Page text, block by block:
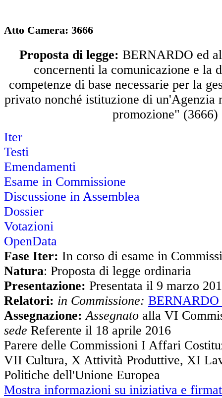
Atto Camera: 3666
Proposta di legge: BERNARDO ed
concernenti la comunicazione e la
competenze di base necessarie per la
privato nonché istituzione di un'Agenzia
promozione" (3666)
Iter
Testi
Emendamenti
Esame in Commissione
Discussione in Assemblea
Dossier
Votazioni
OpenData
Fase Iter: In corso di esame in
Natura: Proposta di legge ordinaria
Presentazione: Presentata il 9 marzo
Relatori: in Commissione:
Assegnazione: Assegnato alla VI
sede Referente il 18 aprile 2016
Parere delle Commissioni I Affari
VII Cultura, X Attività Produttive, XI
Politiche dell'Unione Europea
Mostra informazioni su iniziativa e